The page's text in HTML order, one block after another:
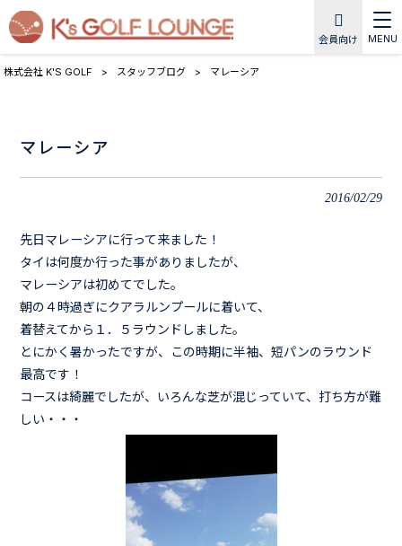
会員向け MENU
株式会社 K'S GOLF > スタッフブログ > マレーシア
マレーシア
2016/02/29
先日マレーシアに行って来ました！
タイは何度か行った事がありましたが、
マレーシアは初めてでした。
朝の４時過ぎにクアラルンプールに着いて、
着替えてから１．５ラウンドしました。
とにかく暑かったですが、この時期に半袖、短パンのラウンド
最高です！
コースは綺麗でしたが、いろんな芝が混じっていて、打ち方が難
しい・・・